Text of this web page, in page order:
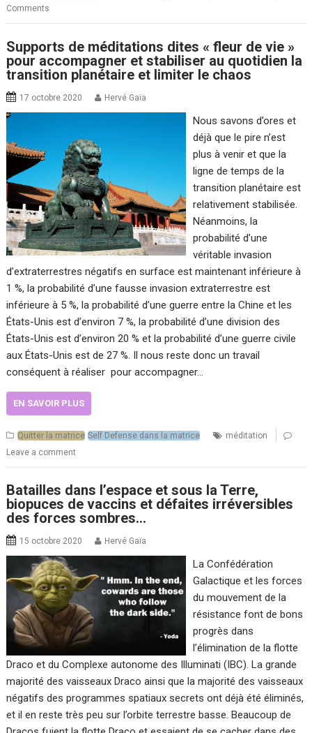
Comments
Supports de méditations dites « fleur de vie »
pour accompagner et stabiliser au quotidien la
transition planétaire et limiter le chaos
17 octobre 2020 Hervé Gaïa
Nous savons d’ores et
déjà que le pire n’est
plus à venir et que la
ligne de temps de la
transition planétaire est
relativement stabilisée.
Néanmoins, la
probabilité d’une
véritable invasion
d’extraterrestres négatifs en surface est maintenant inférieure à
1 %, la probabilité d’une fausse invasion extraterrestre est
inférieure à 5 %, la probabilité d’une guerre entre la Chine et les
États-Unis est d’environ 7 %, la probabilité d’une division des
États-Unis est d’environ 20 % et la probabilité d’une guerre civile
aux États-Unis est de 27 %. Il nous reste donc un travail
conséquent à réaliser pour accompagner…
EN SAVOIR PLUS
Quitter la matrice Self Defense dans la matrice
méditation
Leave a comment
Batailles dans l’espace et sous la Terre,
biopuces de vaccins et défaites irréversibles
des forces sombres…
15 octobre 2020 Hervé Gaïa
La Confédération
Galactique et les forces
du mouvement de la
résistance font de bons
progrès dans
l’élimination de la flotte
Draco et du Complexe autonome des Illuminati (IBC). La grande
majorité des vaisseaux Draco ainsi que la majorité des vaisseaux
négatifs des programmes spatiaux secrets ont déjà été éliminés,
et il en reste très peu sur l’orbite terrestre basse. Beaucoup de